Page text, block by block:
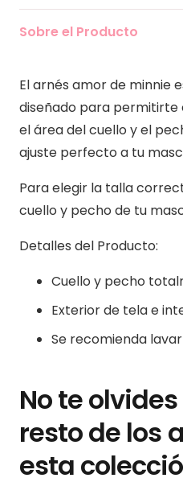
Minnie
Sobre el Producto
El arnés amor de minnie
diseñado para
el área del cuello y el
ajuste perfecto a tu
Para elegir la talla
cuello y pecho de tu
Detalles del Producto:
Cuello y pecho
Exterior de tela e
Se recomienda
No te
resto de los
esta